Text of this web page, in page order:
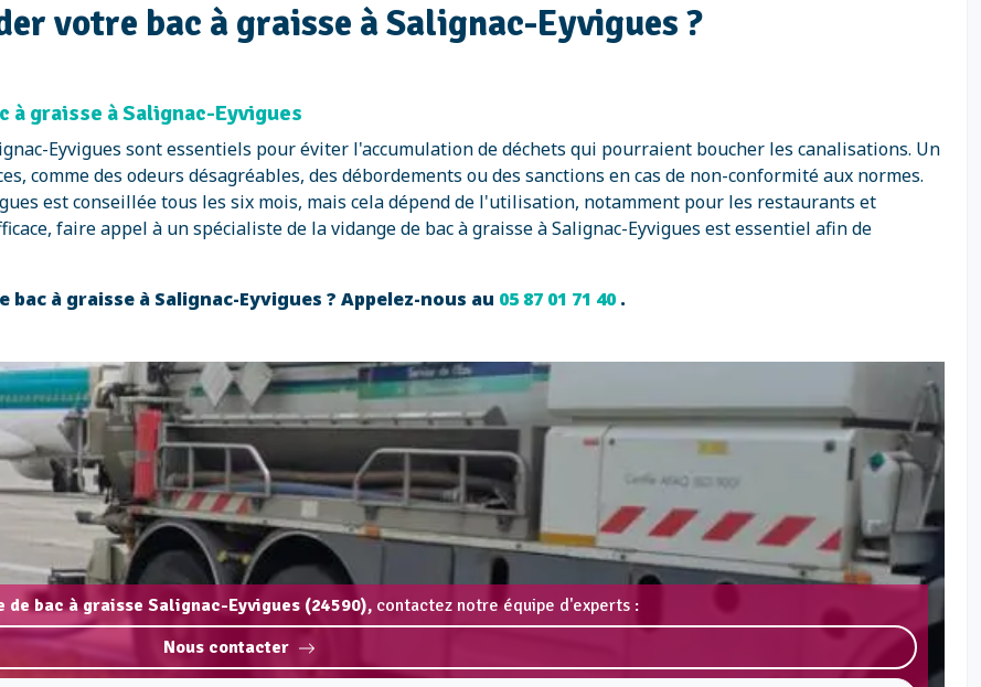
votre bac à graisse à Salignac-Eyvigues ?
à graisse à Salignac-Eyvigues
Eyvigues sont essentiels pour éviter l'accumulation de déchets qui pourraient boucher les canalisations. Un
comme des odeurs désagréables, des débordements ou des sanctions en cas de non-conformité aux normes.
est conseillée tous les six mois, mais cela dépend de l'utilisation, notamment pour les restaurants et
faire appel à un spécialiste de la vidange de bac à graisse à Salignac-Eyvigues est essentiel afin de
à graisse à Salignac-Eyvigues ? Appelez-nous au 05 87 01 71 40.
de bac à graisse Salignac-Eyvigues (24590), contactez notre équipe d'experts :
Nous contacter